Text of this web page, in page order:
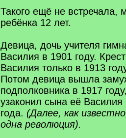
Такого ещё не встречала,
ребёнка 12 лет.
Девица, дочь учителя
Василия в 1901 году.
Василия только в 1913
Потом девица вышла
подполковника в 1917
узаконил сына её Василия
года. (Далее, как
одна революция).